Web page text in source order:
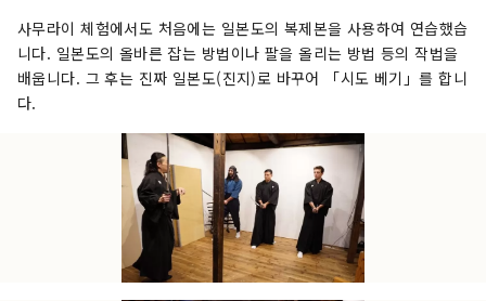
사무라이 체험에서도 처음에는 일본도의 복제본을 사용하여 연습했습
니다. 일본도의 올바른 잡는 방법이나 팔을 올리는 방법 등의 작법을
배웁니다. 그 후는 진짜 일본도(진지)로 바꾸어 「시도 베기」를 합니
다.